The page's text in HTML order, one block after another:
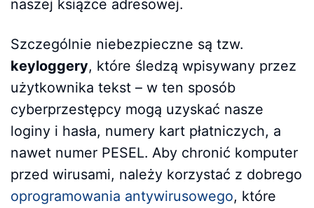
naszej książce adresowej.
Szczególnie niebezpieczne są tzw.
keyloggery, które śledzą wpisywany przez
użytkownika tekst – w ten sposób
cyberprzestępcy mogą uzyskać nasze
loginy i hasła, numery kart płatniczych, a
nawet numer PESEL. Aby chronić komputer
przed wirusami, należy korzystać z dobrego
oprogramowania antywirusowego, które